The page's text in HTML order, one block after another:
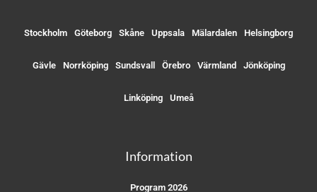
Stockholm Göteborg Skåne Uppsala Mälardalen Helsingborg
Gävle Norrköping Sundsvall Örebro Värmland Jönköping
Linköping Umeå
Information
Program 2026